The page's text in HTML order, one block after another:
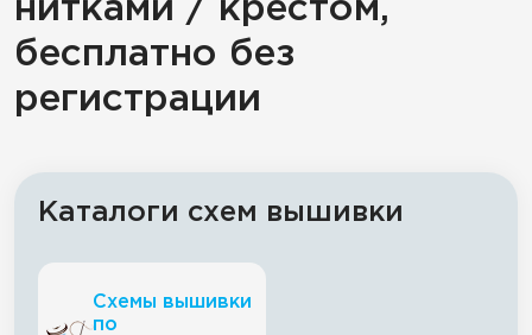
нитками / крестом,
бесплатно без
регистрации
Каталоги схем вышивки
Схемы вышивки
по